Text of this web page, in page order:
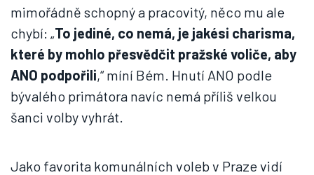
mimořádně schopný a pracovitý, něco mu ale
chybí: „To jediné, co nemá, je jakési charisma,
které by mohlo přesvědčit pražské voliče, aby
ANO podpořili,“ míní Bém. Hnutí ANO podle
bývalého primátora navíc nemá příliš velkou
šanci volby vyhrát.
Jako favorita komunálních voleb v Praze vidí